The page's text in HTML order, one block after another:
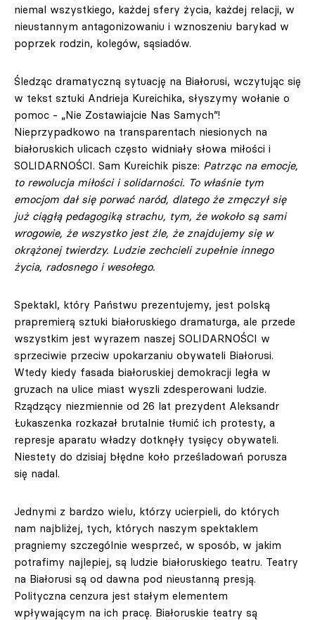
niemal wszystkiego, każdej sfery życia, każdej relacji, w
nieustannym antagonizowaniu i wznoszeniu barykad w
poprzek rodzin, kolegów, sąsiadów.
Śledząc dramatyczną sytuację na Białorusi, wczytując się
w tekst sztuki Andrieja Kureichika, słyszymy wołanie o
pomoc - „Nie Zostawiajcie Nas Samych”!
Nieprzypadkowo na transparentach niesionych na
białoruskich ulicach często widniały słowa miłości i
SOLIDARNOŚCI. Sam Kureichik pisze: Patrząc na emocje,
to rewolucja miłości i solidarności. To właśnie tym
emocjom dał się porwać naród, dlatego że zmęczył się
już ciągłą pedagogiką strachu, tym, że wokoło są sami
wrogowie, że wszystko jest źle, że znajdujemy się w
okrążonej twierdzy. Ludzie zechcieli zupełnie innego
życia, radosnego i wesołego.
Spektakl, który Państwu prezentujemy, jest polską
prapremierą sztuki białoruskiego dramaturga, ale przede
wszystkim jest wyrazem naszej SOLIDARNOŚCI w
sprzeciwie przeciw upokarzaniu obywateli Białorusi.
Wtedy kiedy fasada białoruskiej demokracji legła w
gruzach na ulice miast wyszli zdesperowani ludzie.
Rządzący niezmiennie od 26 lat prezydent Aleksandr
Łukaszenka rozkazał brutalnie tłumić ich protesty, a
represje aparatu władzy dotknęły tysięcy obywateli.
Niestety do dzisiaj błędne koło prześladowań porusza
się nadal.
Jednymi z bardzo wielu, którzy ucierpieli, do których
nam najbliżej, tych, których naszym spektaklem
pragniemy szczególnie wesprzeć, w sposób, w jakim
potrafimy najlepiej, są ludzie białoruskiego teatru. Teatry
na Białorusi są od dawna pod nieustanną presją.
Polityczna cenzura jest stałym elementem
wpływającym na ich pracę. Białoruskie teatry są